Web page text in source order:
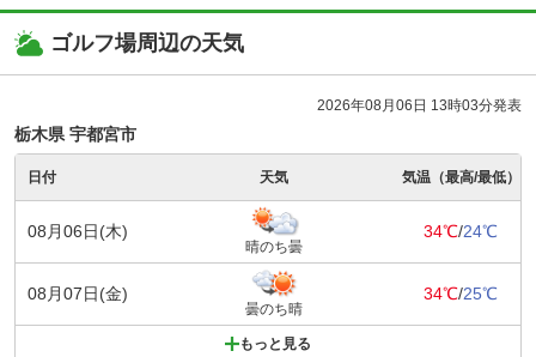
ゴルフ場周辺の天気
2026年08月06日 13時03分発表
栃木県 宇都宮市
日付 天気 気温（最高/最低）
08月06日(木)
晴のち曇
34℃/24℃
08月07日(金)
曇のち晴
34℃/25℃
もっと見る